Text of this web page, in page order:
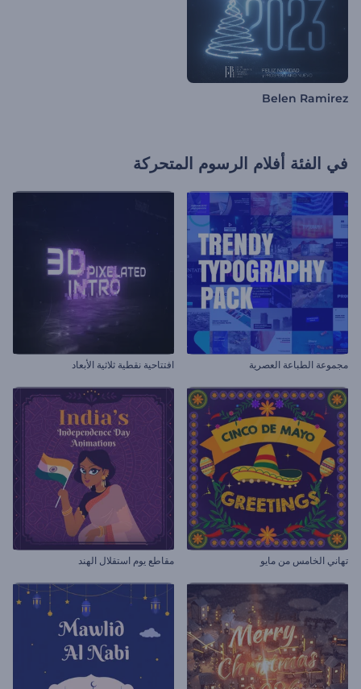
Belen Ramirez
في الفئة أفلام الرسوم المتحركة
مجموعة الطباعة العصرية افتتاحية نقطية ثلاثية الأبعاد
تهاني الخامس من مايو مقاطع يوم استقلال الهند